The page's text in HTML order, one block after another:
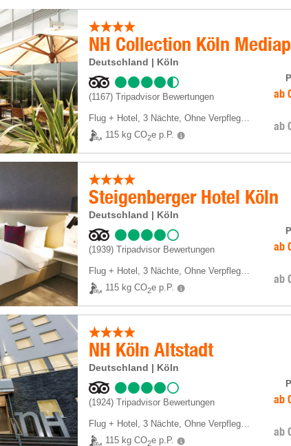
NH Collection Köln
Deutschland | Köln
(1167) Tripadvisor Bewertungen
Flug + Hotel , 3 Nächte, Ohne Verpflegung
115 kg CO2e p.P.
ab
ab
Steigenberger Hotel Köln
Deutschland | Köln
(1939) Tripadvisor Bewertungen
Flug + Hotel , 3 Nächte, Ohne Verpflegung
115 kg CO2e p.P.
ab
ab
NH Köln Altstadt
Deutschland | Köln
(1924) Tripadvisor Bewertungen
Flug + Hotel , 3 Nächte, Ohne Verpflegung
115 kg CO2e p.P.
ab
ab